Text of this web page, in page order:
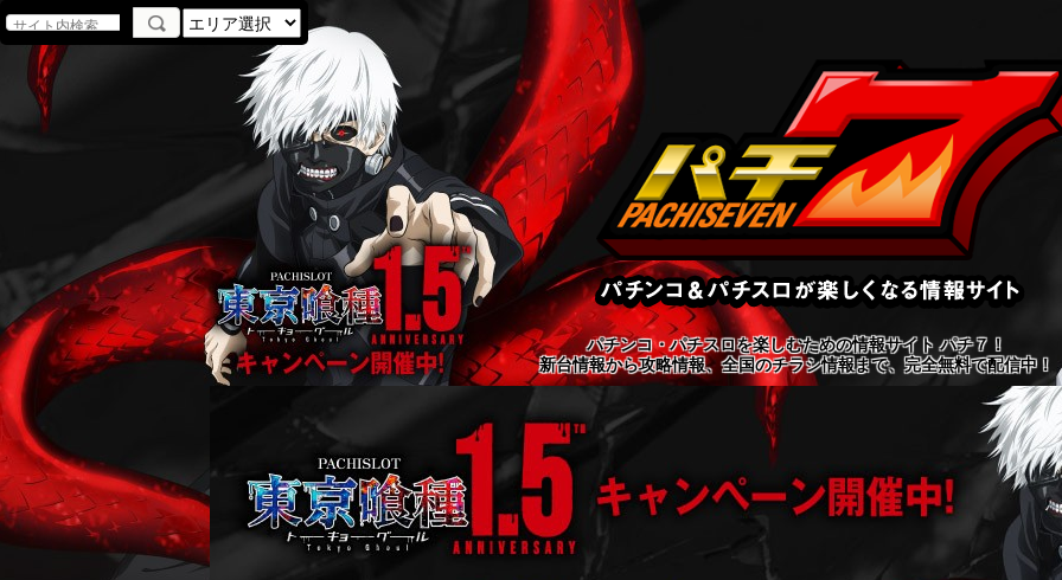
パチンコ・パチスロを楽しむための情報サイト パチ７！
新台情報から攻略情報、全国のチラシ情報まで、完全無料で配信中！